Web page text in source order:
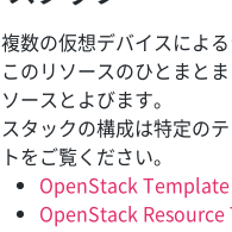
複数の仮想デバイスによ
このリソースのひとまと
ソースとよびます。
スタックの構成は特定の
トをご覧ください。
OpenStack
OpenStack Resource